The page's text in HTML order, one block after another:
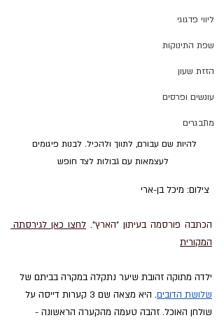
ליווי פדגוגי
שפת התינוקות
הזזת שעון
עונשים ופרסים
מתבגרים
להיות שם עבורם, לתווך ולהכיל. לבנות פיגומים
לעצמאות עם גבולות לצד חופש
הכתבה פורסמה בעיתון "הארץ".
המקורית
ילדה מתוקה זהובת שיער נתקלה במקרה בביתם של
שלושת הדובים
. היא מצאה שם 3 קערות דייסה על
שולחן האוכל. זהבה טעמה מהקערה הראשונה -